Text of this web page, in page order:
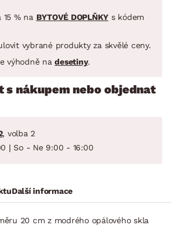
% na BYTOVÉ DOPLŇKY s kódem
vybrané produkty za skvělé ceny.
výhodně nadesetiny.
s nákupem nebo objednat
, volba 2
| So - Ne 9:00 - 16:00
Další informace
20 cm z modrého opálového skla